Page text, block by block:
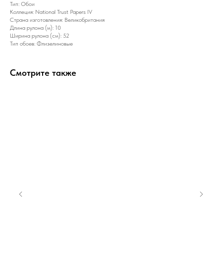
Тип: Обои
Коллеция: National Trust Papers IV
Страна изготовления: Великобритания
Длина рулона (м): 10
Ширина рулона (см): 52
Тип обоев: Флизелиновые
Смотрите также